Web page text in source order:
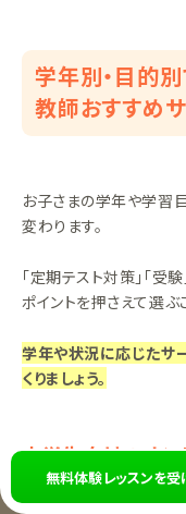
学年別・目的
教師おすすめ
お子さまの学年や学習
変わります。
「定期テスト対策」「受
ポイントを押さえて選ぶ
学年や状況に応じたサ
くりましょう。
小学生向けのオン
無料体験レッスンを受